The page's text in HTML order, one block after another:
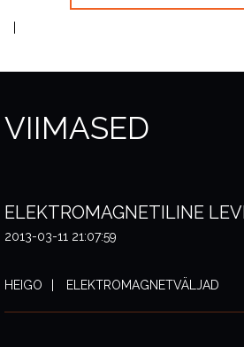
VIIMASED
ELEKTROMAGNETILINE
2013-03-11 21:07:59
HEIGO ELEKTROMAGNETVÄLJAD